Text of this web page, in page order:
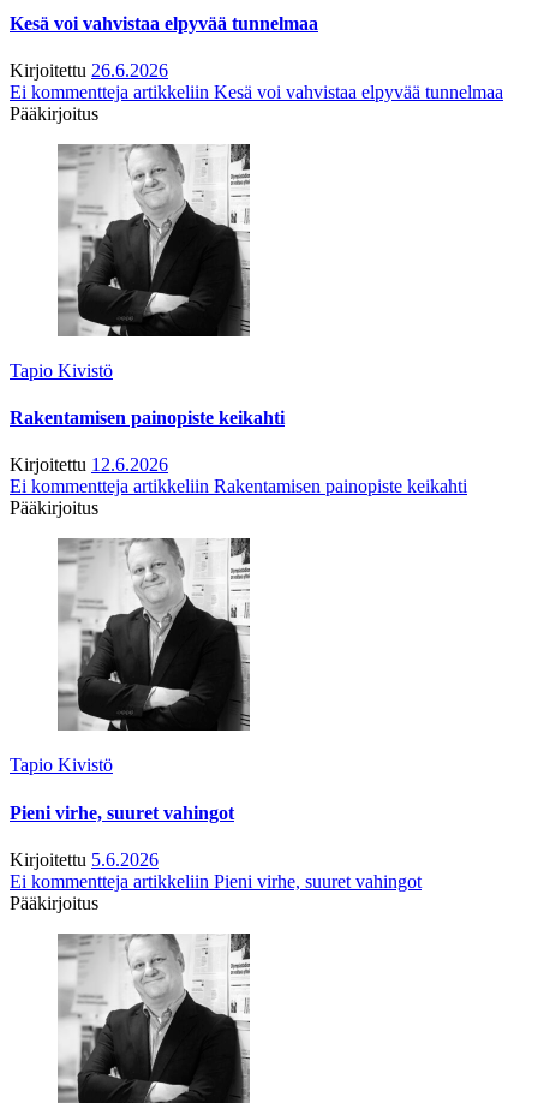
Kesä voi vahvistaa elpyvää tunnelmaa
Kirjoitettu 26.6.2026
Ei kommentteja artikkeliin Kesä voi vahvistaa elpyvää tunnelmaa
Pääkirjoitus
Tapio Kivistö
Rakentamisen painopiste keikahti
Kirjoitettu 12.6.2026
Ei kommentteja artikkeliin Rakentamisen painopiste keikahti
Pääkirjoitus
Tapio Kivistö
Pieni virhe, suuret vahingot
Kirjoitettu 5.6.2026
Ei kommentteja artikkeliin Pieni virhe, suuret vahingot
Pääkirjoitus